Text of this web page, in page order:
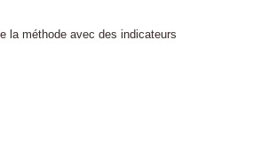
la méthode avec des indicateurs